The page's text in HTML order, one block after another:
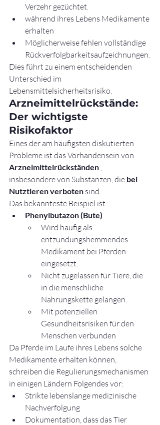
Verzehr gezüchtet.
während ihres Lebens Medikamente
erhalten
Möglicherweise fehlen vollständige
Rückverfolgbarkeitsaufzeichnungen.
Dies führt zu einem entscheidenden
Unterschied im
Lebensmittelsicherheitsrisiko.
Arzneimittelrückstände:
Der wichtigste
Risikofaktor
Eines der am häufigsten diskutierten
Probleme ist das Vorhandensein von
Arzneimittelrückständen
insbesondere von Substanzen, die bei
Nutztieren verboten sind.
Das bekannteste Beispiel ist:
Phenylbutazon (Bute)
Wird häufig als
entzündungshemmendes
Medikament bei Pferden
eingesetzt.
Nicht zugelassen für Tiere, die
in die menschliche
Nahrungskette gelangen.
Mit potenziellen
Gesundheitsrisiken für den
Menschen verbunden
Da Pferde im Laufe ihres Lebens solche
Medikamente erhalten können,
schreiben die Regulierungsmechanismen
in einigen Ländern Folgendes vor:
Strikte lebenslange medizinische
Nachverfolgung
Dokumentation, dass das Tier